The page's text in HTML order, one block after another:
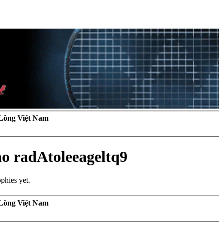
Việt Nam
radAtoleeageltq9
yet.
Việt Nam